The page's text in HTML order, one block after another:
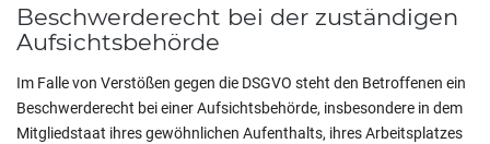
Beschwerderecht bei der zuständigen
Aufsichtsbehörde
Im Falle von Verstößen gegen die DSGVO steht den Betroffenen ein
Beschwerderecht bei einer Aufsichtsbehörde, insbesondere in dem
Mitgliedstaat ihres gewöhnlichen Aufenthalts, ihres Arbeitsplatzes